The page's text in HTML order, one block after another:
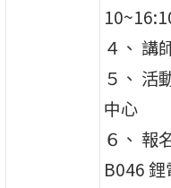
４、 講
５、 活
中心
６、 報
B046